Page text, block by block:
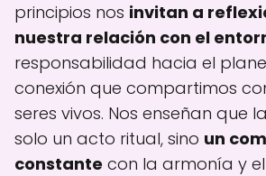
principios nos invitan a
nuestra relación con el
responsabilidad hacia el
conexión que compartimos
seres vivos. Nos enseñan que
solo un acto ritual, sino un
constante con la armonía y